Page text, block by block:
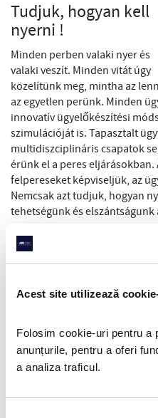
Acest site utilizează
Folosim cookie-uri pentru a
anunțurile, pentru a oferi
a analiza traficul.
Tudjuk, hogyan kell
nyerni !
Minden perben valaki nyer és
valaki veszít. Minden vitát úgy
közelítünk meg, mintha az
az egyetlen perünk. Minden
innovatív ügyelőkészítési
szimulációját is. Tapasztalt
multidiszciplináris csapatok
érünk el a peres
felpereseket képviseljük, az
Nemcsak azt tudjuk, hogyan
tehetségünk és elszántságunk
Előnyeink
Többszakterületű szakértel
szemben. Akár
és adótanácsadóból álló
vagyunk a megoldás a Te
osztályának” nevez minket.